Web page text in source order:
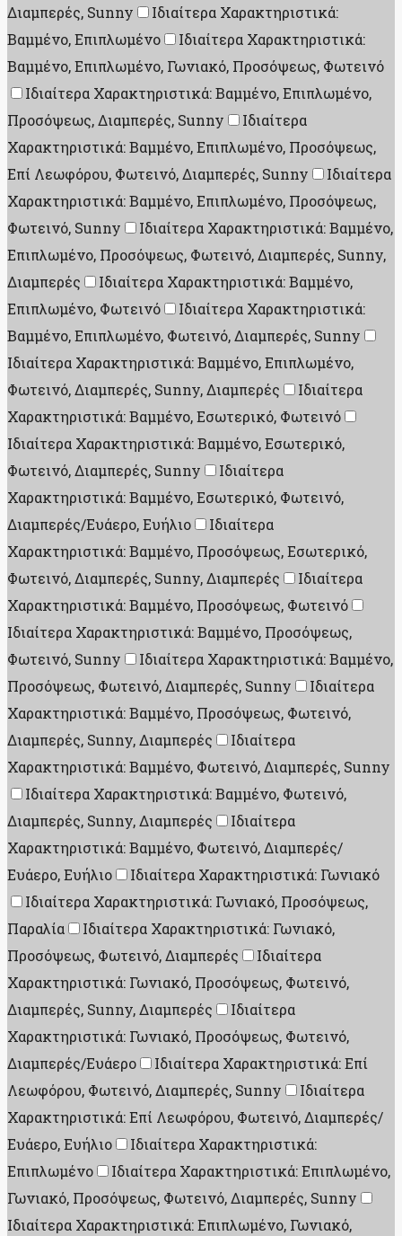
Διαμπερές, Sunny
Ιδιαίτερα Χαρακτηριστικά:
Βαμμένο, Επιπλωμένο
Ιδιαίτερα Χαρακτηριστικά:
Βαμμένο, Επιπλωμένο, Γωνιακό, Προσόψεως, Φωτεινό
Ιδιαίτερα Χαρακτηριστικά: Βαμμένο, Επιπλωμένο,
Προσόψεως, Διαμπερές, Sunny
Ιδιαίτερα
Χαρακτηριστικά: Βαμμένο, Επιπλωμένο, Προσόψεως,
Επί Λεωφόρου, Φωτεινό, Διαμπερές, Sunny
Ιδιαίτερα
Χαρακτηριστικά: Βαμμένο, Επιπλωμένο, Προσόψεως,
Φωτεινό, Sunny
Ιδιαίτερα Χαρακτηριστικά: Βαμμένο,
Επιπλωμένο, Προσόψεως, Φωτεινό, Διαμπερές, Sunny,
Διαμπερές
Ιδιαίτερα Χαρακτηριστικά: Βαμμένο,
Επιπλωμένο, Φωτεινό
Ιδιαίτερα Χαρακτηριστικά:
Βαμμένο, Επιπλωμένο, Φωτεινό, Διαμπερές, Sunny
Ιδιαίτερα Χαρακτηριστικά: Βαμμένο, Επιπλωμένο,
Φωτεινό, Διαμπερές, Sunny, Διαμπερές
Ιδιαίτερα
Χαρακτηριστικά: Βαμμένο, Εσωτερικό, Φωτεινό
Ιδιαίτερα Χαρακτηριστικά: Βαμμένο, Εσωτερικό,
Φωτεινό, Διαμπερές, Sunny
Ιδιαίτερα
Χαρακτηριστικά: Βαμμένο, Εσωτερικό, Φωτεινό,
Διαμπερές/Ευάερο, Ευήλιο
Ιδιαίτερα
Χαρακτηριστικά: Βαμμένο, Προσόψεως, Εσωτερικό,
Φωτεινό, Διαμπερές, Sunny, Διαμπερές
Ιδιαίτερα
Χαρακτηριστικά: Βαμμένο, Προσόψεως, Φωτεινό
Ιδιαίτερα Χαρακτηριστικά: Βαμμένο, Προσόψεως,
Φωτεινό, Sunny
Ιδιαίτερα Χαρακτηριστικά: Βαμμένο,
Προσόψεως, Φωτεινό, Διαμπερές, Sunny
Ιδιαίτερα
Χαρακτηριστικά: Βαμμένο, Προσόψεως, Φωτεινό,
Διαμπερές, Sunny, Διαμπερές
Ιδιαίτερα
Χαρακτηριστικά: Βαμμένο, Φωτεινό, Διαμπερές, Sunny
Ιδιαίτερα Χαρακτηριστικά: Βαμμένο, Φωτεινό,
Διαμπερές, Sunny, Διαμπερές
Ιδιαίτερα
Χαρακτηριστικά: Βαμμένο, Φωτεινό, Διαμπερές/
Ευάερο, Ευήλιο
Ιδιαίτερα Χαρακτηριστικά: Γωνιακό
Ιδιαίτερα Χαρακτηριστικά: Γωνιακό, Προσόψεως,
Παραλία
Ιδιαίτερα Χαρακτηριστικά: Γωνιακό,
Προσόψεως, Φωτεινό, Διαμπερές
Ιδιαίτερα
Χαρακτηριστικά: Γωνιακό, Προσόψεως, Φωτεινό,
Διαμπερές, Sunny, Διαμπερές
Ιδιαίτερα
Χαρακτηριστικά: Γωνιακό, Προσόψεως, Φωτεινό,
Διαμπερές/Ευάερο
Ιδιαίτερα Χαρακτηριστικά: Επί
Λεωφόρου, Φωτεινό, Διαμπερές, Sunny
Ιδιαίτερα
Χαρακτηριστικά: Επί Λεωφόρου, Φωτεινό, Διαμπερές/
Ευάερο, Ευήλιο
Ιδιαίτερα Χαρακτηριστικά:
Επιπλωμένο
Ιδιαίτερα Χαρακτηριστικά: Επιπλωμένο,
Γωνιακό, Προσόψεως, Φωτεινό, Διαμπερές, Sunny
Ιδιαίτερα Χαρακτηριστικά: Επιπλωμένο, Γωνιακό,